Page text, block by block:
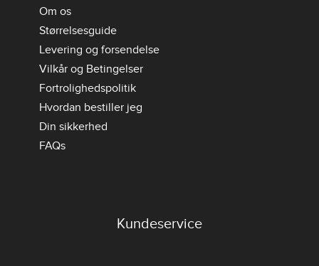
Om os
Størrelsesguide
Levering og forsendelse
Vilkår og Betingelser
Fortrolighedspolitik
Hvordan bestiller jeg
Din sikkerhed
FAQs
Kundeservice